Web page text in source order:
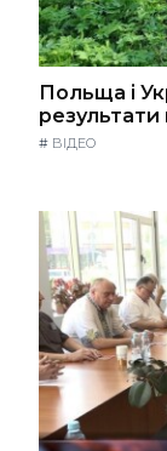
Польща і
# ВІДЕО